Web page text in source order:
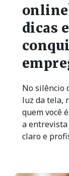
dicas
No silêncio
luz da tela,
quem você
a
claro e